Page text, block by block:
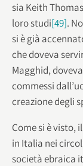
sia Keith
loro studi[49].
si è già
che doveva
Magghid,
commessi
creazione degli
Come si è visto,
in Italia nei
società ebraica